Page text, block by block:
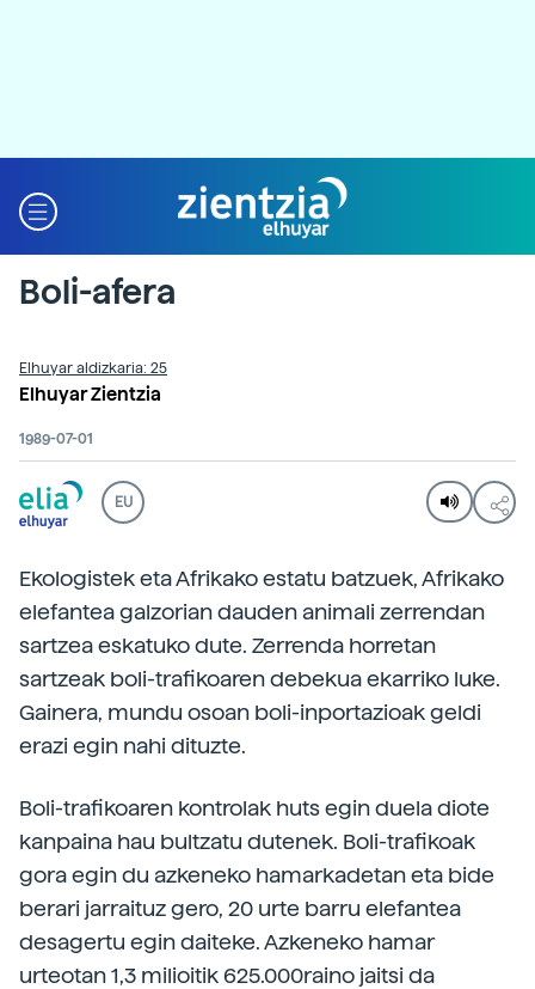
Boli-afera
Elhuyar aldizkaria: 25
Elhuyar Zientzia
1989-07-01
EU
Ekologistek eta Afrikako estatu batzuek, Afrikako
elefantea galzorian dauden animali zerrendan
sartzea eskatuko dute. Zerrenda horretan
sartzeak boli-trafikoaren debekua ekarriko luke.
Gainera, mundu osoan boli-inportazioak geldi
erazi egin nahi dituzte.
Boli-trafikoaren kontrolak huts egin duela diote
kanpaina hau bultzatu dutenek. Boli-trafikoak
gora egin du azkeneko hamarkadetan eta bide
berari jarraituz gero, 20 urte barru elefantea
desagertu egin daiteke. Azkeneko hamar
urteotan 1,3 milioitik 625.000raino jaitsi da